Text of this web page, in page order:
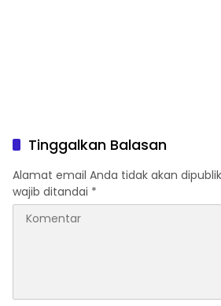
Tinggalkan Balasan
Alamat email Anda tidak akan
wajib ditandai *